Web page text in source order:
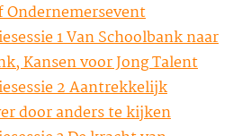
Ondernemersevent
1 Van Schoolbank naar
Kansen voor Jong Talent
2 Aantrekkelijk
door anders te kijken